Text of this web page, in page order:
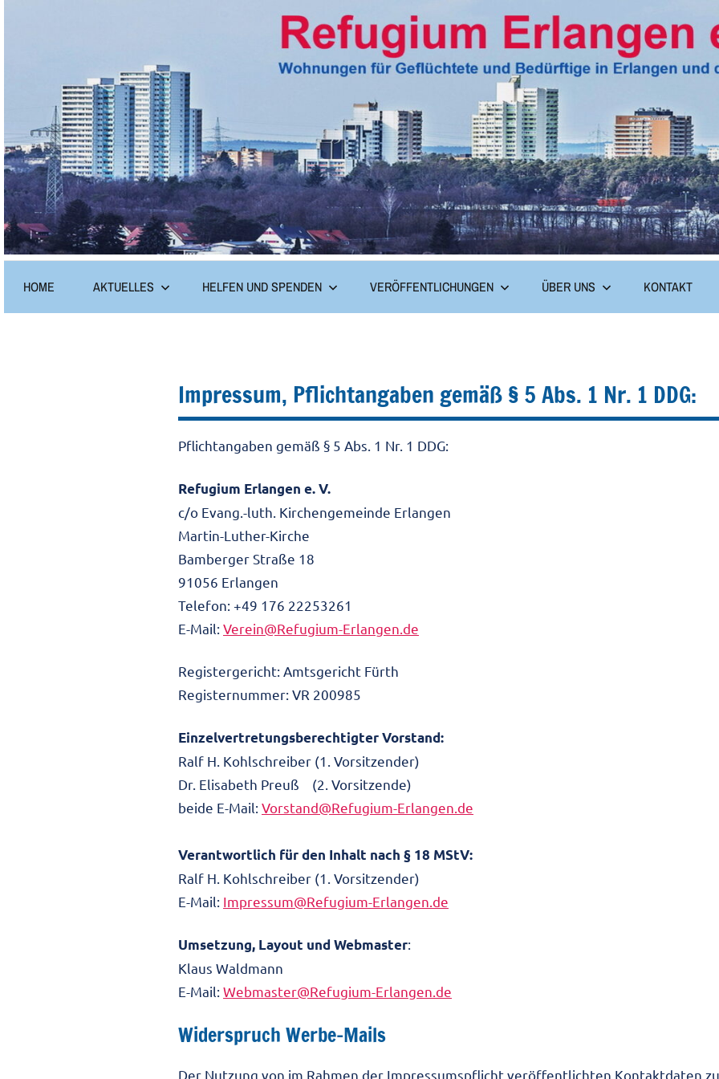
Refugium-
Erlangen
brauchen
Ihr
HOME AKTUELLES HELFEN UND SPENDEN VERÖFFENTLICHUNGEN ÜBER UNS KONTAKT
Impressum, Pflichtangaben gemäß § 5 Abs. 1 Nr. 1 DDG:
Pflichtangaben gemäß § 5 Abs. 1 Nr. 1 DDG:
Refugium Erlangen e. V.
c/o Evang.-luth. Kirchengemeinde Erlangen
Martin-Luther-Kirche
Bamberger Straße 18
91056 Erlangen
Telefon: +49 176 22253261
E-Mail: Verein@Refugium-Erlangen.de
Registergericht: Amtsgericht Fürth
Registernummer: VR 200985
Einzelvertretungsberechtigter Vorstand:
Ralf H. Kohlschreiber (1. Vorsitzender)
Dr. Elisabeth Preuß (2. Vorsitzende)
beide E-Mail: Vorstand@Refugium-Erlangen.de
Verantwortlich für den Inhalt nach § 18 MStV:
Ralf H. Kohlschreiber (1. Vorsitzender)
E-Mail: Impressum@Refugium-Erlangen.de
Umsetzung, Layout und Webmaster:
Klaus Waldmann
E-Mail: Webmaster@Refugium-Erlangen.de
Widerspruch Werbe-Mails
Der Nutzung von im Rahmen der Impressumspflicht veröffentlichten Kontaktdaten